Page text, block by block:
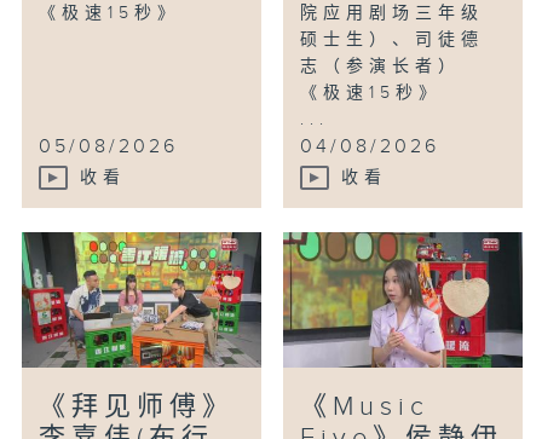
《极速15秒》
05/08/2026
收看
院应用剧场三年级
硕士生）、司徒德
志（参演长者）
《极速15秒》
...
04/08/2026
收看
《拜见师傅》
《Music